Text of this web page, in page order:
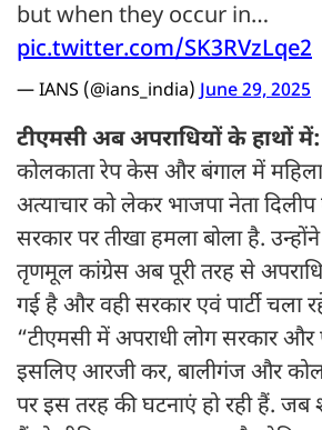
but when they occur in…
pic.twitter.com/SK3RVzLqe2
— IANS (@ians_india)June 29, 2025
टीएमसी अब अपराधियों के हाथों
कोलकाता रेप केस और बंगाल में
अत्याचार को लेकर भाजपा नेता
सरकार पर तीखा हमला बोला है.
तृणमूल कांग्रेस अब पूरी तरह से
गई है और वही सरकार एवं पार्टी चला
“टीएमसी में अपराधी लोग सरकार और
इसलिए आरजी कर, बालीगंज और
पर इस तरह की घटनाएं हो रही हैं. जब